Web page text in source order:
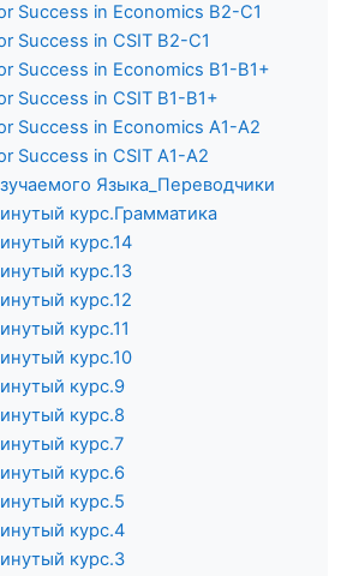
Success in Economics B2-C1
Success in CSIT B2-C1
Success in Economics B1-B1+
Success in CSIT B1-B1+
Success in Economics A1-A2
Success in CSIT A1-A2
Языка_Переводчики
курс.Грамматика
курс.14
курс.13
курс.12
курс.11
курс.10
курс.9
курс.8
курс.7
курс.6
курс.5
курс.4
курс.3